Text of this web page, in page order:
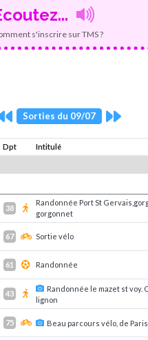
s'inscrire sur TMS ?
Sorties du 09/07
Dpt
Intitulé
38
Randonnée Port St
gorgonnet
67 Sortie vélo
61 Randonnée
43
Randonnée le mazet st voy.
lignon
75 Beau parcours vélo, de